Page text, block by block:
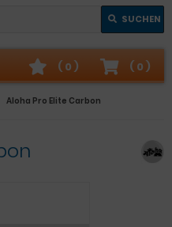
SUCHEN
( 0 )
( 0 )
Aloha Pro Elite Carbon